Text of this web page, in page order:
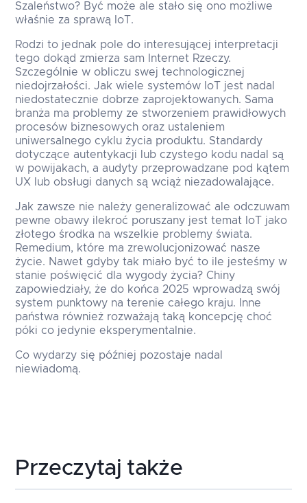
Szaleństwo? Być może ale stało się ono możliwe
właśnie za sprawą IoT.
Rodzi to jednak pole do interesującej interpretacji
tego dokąd zmierza sam Internet Rzeczy.
Szczególnie w obliczu swej technologicznej
niedojrzałości. Jak wiele systemów IoT jest nadal
niedostatecznie dobrze zaprojektowanych. Sama
branża ma problemy ze stworzeniem prawidłowych
procesów biznesowych oraz ustaleniem
uniwersalnego cyklu życia produktu. Standardy
dotyczące autentykacji lub czystego kodu nadal są
w powijakach, a audyty przeprowadzane pod kątem
UX lub obsługi danych są wciąż niezadowalające.
Jak zawsze nie należy generalizować ale odczuwam
pewne obawy ilekroć poruszany jest temat IoT jako
złotego środka na wszelkie problemy świata.
Remedium, które ma zrewolucjonizować nasze
życie. Nawet gdyby tak miało być to ile jesteśmy w
stanie poświęcić dla wygody życia? Chiny
zapowiedziały, że do końca 2025 wprowadzą swój
system punktowy na terenie całego kraju. Inne
państwa również rozważają taką koncepcję choć
póki co jedynie eksperymentalnie.
Co wydarzy się później pozostaje nadal
niewiadomą.
Przeczytaj także